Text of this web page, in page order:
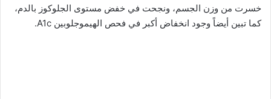
خسرت من وزن الجسم، ونجحت في خفض مستوى الجلوكوز بالدم،
كما تبين أيضاً وجود انخفاض أكبر في فحص الهيموجلوبين A1c.